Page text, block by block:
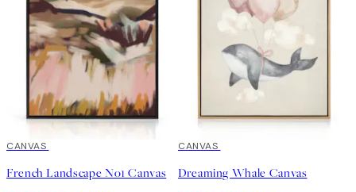
30%*
CANVAS
French Landscape No1 Canvas
30%*
CANVAS
Dreaming Whale Canvas